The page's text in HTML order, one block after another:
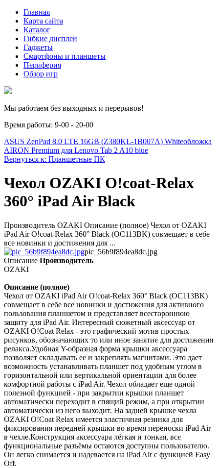
Главная
Карта сайта
Каталог
Гибкие дисплеи
Гаджеты
Смартфоны и планшеты
Периферия
Обзор игр
Мы работаем без выходных и перерывов!
Время работы: 9-00 - 20-00
ASUS ZenPad 8.0 LTE 16GB (Z380KL-1B007A) Whiteобложка
AIRON Premium для Lenovo Tab 2 A10 blue
Вернуться к: Планшетные ПК
Чехол OZAKI O!coat-Relax
360° iPad Air Black
Производитель OZAKI Описание (полное) Чехол от OZAKI
iPad Air O!coat-Relax 360° Black (OC113BK) совмещает в себе
все новинки и достижения для ...
pic_56b9f894ea8dc.jpg
Описание Производитель
OZAKI
Описание (полное)
Чехол от OZAKI iPad Air O!coat-Relax 360° Black (OC113BK)
совмещает в себе все новинки и достижения для активного
пользования планшетом и представляет всестороннюю
защиту для iPad Air. Интересный сюжетный аксессуар от
OZAKI O!Coat Relax - это графический мотив простых
рисунков, обозначающих то или иное занятие для достижения
релакса.Удобная Y-образная форма крышки аксессуара
позволяет складывать ее и закреплять магнитами. Это дает
возможность устанавливать планшет под удобным углом в
горизонтальной или вертикальной ориентации для более
комфортной работы с iPad Air. Чехол обладает еще одной
полезной функцией - при закрытии крышки планшет
автоматически переходит в спящий режим, а при открытии
автоматически из него выходит. На задней крышке чехла
OZAKI O!Coat Relax имеется эластичная резинка для
фиксирования передней крышки во время переноски iPad Air
в чехле.Конструкция аксессуара лёгкая и тонкая, все
функциональные разъёмы остаются доступны пользователю.
Он легко снимается и надевается на iPad Air с функцией Easy
Off.